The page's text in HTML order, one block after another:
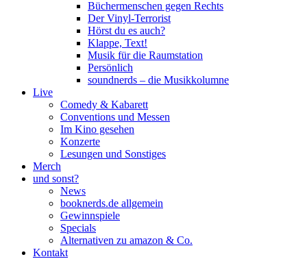
Büchermenschen gegen Rechts
Der Vinyl-Terrorist
Hörst du es auch?
Klappe, Text!
Musik für die Raumstation
Persönlich
soundnerds – die Musikkolumne
Live
Comedy & Kabarett
Conventions und Messen
Im Kino gesehen
Konzerte
Lesungen und Sonstiges
Merch
und sonst?
News
booknerds.de allgemein
Gewinnspiele
Specials
Alternativen zu amazon & Co.
Kontakt